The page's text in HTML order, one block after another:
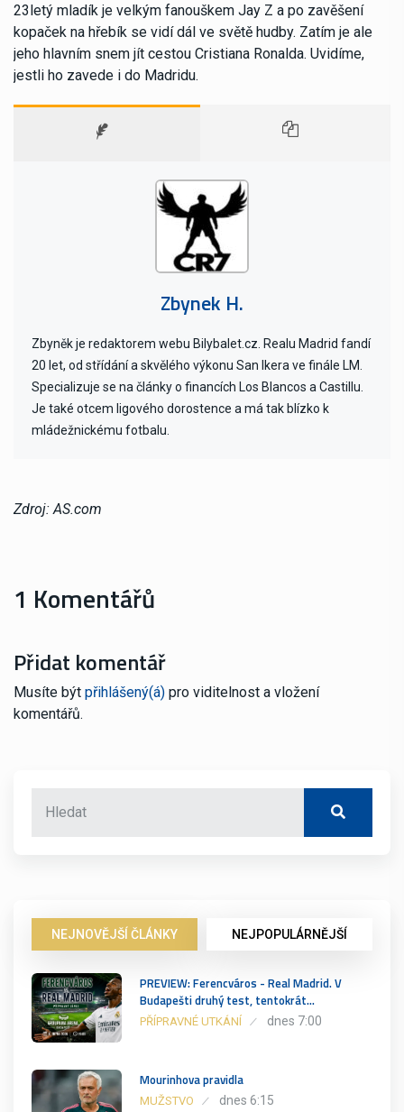
23letý mladík je velkým fanouškem Jay Z a po zavěšení
kopaček na hřebík se vidí dál ve světě hudby. Zatím je ale
jeho hlavním snem jít cestou Cristiana Ronalda. Uvidíme,
jestli ho zavede i do Madridu.
Zbynek H.
Zbyněk je redaktorem webu Bilybalet.cz. Realu Madrid fandí
20 let, od střídání a skvělého výkonu San Ikera ve finále LM.
Specializuje se na články o financích Los Blancos a Castillu.
Je také otcem ligového dorostence a má tak blízko k
mládežnickému fotbalu.
Zdroj: AS.com
1 Komentářů
Přidat komentář
Musíte být přihlášený(á) pro viditelnost a vložení
komentářů.
NEJNOVĚJŠÍ ČLÁNKY NEJPOPULÁRNĚJŠÍ
PREVIEW: Ferencváros - Real Madrid. V
Budapešti druhý test, tentokrát…
PŘÍPRAVNÉ UTKÁNÍ dnes 7:00
Mourinhova pravidla
MUŽSTVO dnes 6:15